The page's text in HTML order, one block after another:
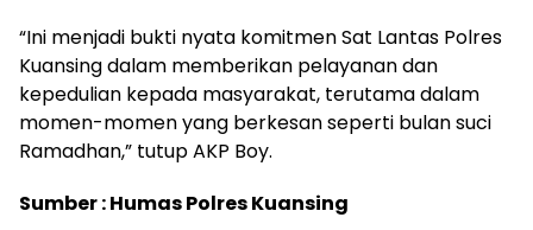
“Ini menjadi bukti nyata komitmen Sat Lantas Polres
Kuansing dalam memberikan pelayanan dan
kepedulian kepada masyarakat, terutama dalam
momen-momen yang berkesan seperti bulan suci
Ramadhan,” tutup AKP Boy.
Sumber : Humas Polres Kuansing